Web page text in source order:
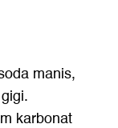
manis,
karbonat